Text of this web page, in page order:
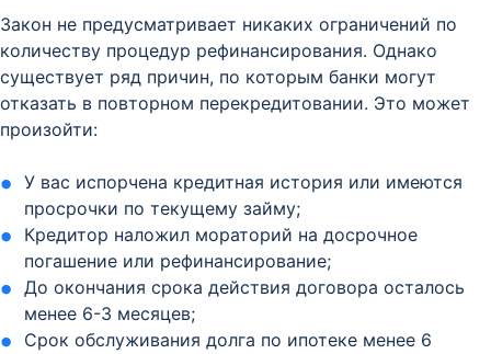
Закон не предусматривает никаких ограничений по
количеству процедур рефинансирования. Однако
существует ряд причин, по которым банки могут
отказать в повторном перекредитовании. Это может
произойти:
У вас испорчена кредитная история или имеются
просрочки по текущему займу;
Кредитор наложил мораторий на досрочное
погашение или рефинансирование;
До окончания срока действия договора осталось
менее 6-3 месяцев;
Срок обслуживания долга по ипотеке менее 6